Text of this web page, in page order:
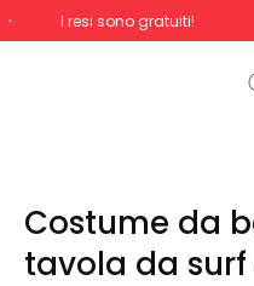
I resi sono gratuiti!
Totale
Inizio
Costume da
tavola da surf